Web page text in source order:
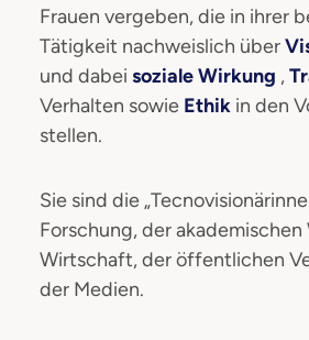
Frauen vergeben, die in ihrer
Tätigkeit nachweislich über
und dabei soziale Wirkung ,
Verhalten sowie Ethik in den
stellen.
Sie sind die
Forschung, der akademischen
Wirtschaft, der öffentlichen
der Medien.